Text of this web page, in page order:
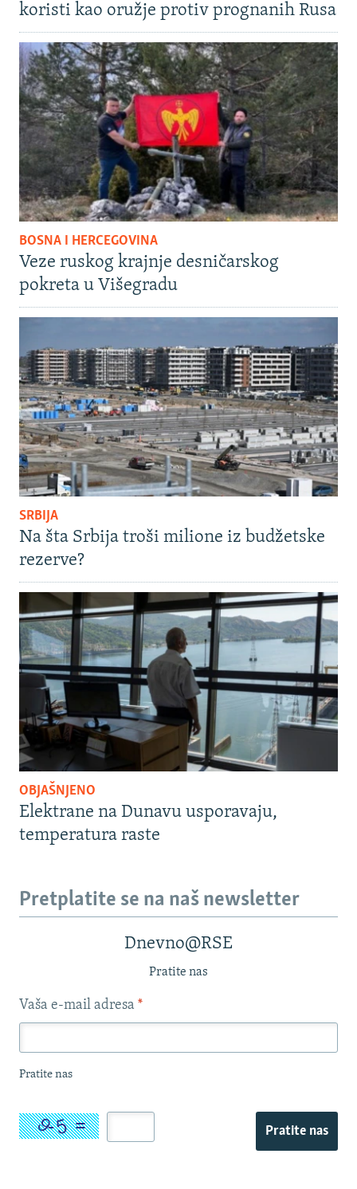
koristi kao oružje protiv prognanih Rusa
BOSNA I HERCEGOVINA
Veze ruskog krajnje desničarskog
pokreta u Višegradu
SRBIJA
Na šta Srbija troši milione iz budžetske
rezerve?
OBJAŠNJENO
Elektrane na Dunavu usporavaju,
temperatura raste
Pretplatite se na naš newsletter
Dnevno@RSE
Pratite nas
Vaša e-mail adresa *
Pratite nas
Pratite nas